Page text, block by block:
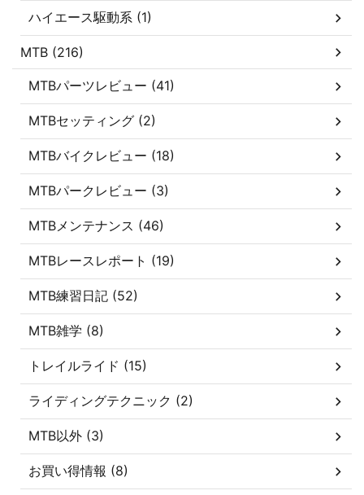
ハイエース駆動系 (1)
MTB (216)
MTBパーツレビュー (41)
MTBセッティング (2)
MTBバイクレビュー (18)
MTBパークレビュー (3)
MTBメンテナンス (46)
MTBレースレポート (19)
MTB練習日記 (52)
MTB雑学 (8)
トレイルライド (15)
ライディングテクニック (2)
MTB以外 (3)
お買い得情報 (8)